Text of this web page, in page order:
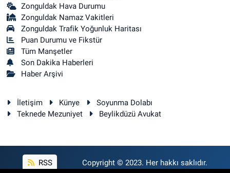
Zonguldak Hava Durumu
Zonguldak Namaz Vakitleri
Zonguldak Trafik Yoğunluk Haritası
Puan Durumu ve Fikstür
Tüm Manşetler
Son Dakika Haberleri
Haber Arşivi
İletişim Künye
Soyunma Dolabı
Teknede Mezuniyet
Beylikdüzü Avukat
RSS Copyright © 2023. Her hakkı saklıdır.